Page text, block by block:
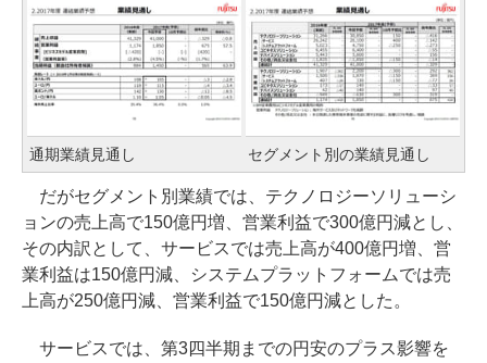
通期業績見通し セグメント別の業績見通し
だがセグメント別業績では、テクノロジーソリューシ
ョンの売上高で150億円増、営業利益で300億円減とし、
その内訳として、サービスでは売上高が400億円増、営
業利益は150億円減、システムプラットフォームでは売
上高が250億円減、営業利益で150億円減とした。
サービスでは、第3四半期までの円安のプラス影響を